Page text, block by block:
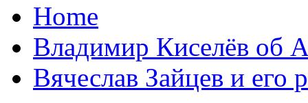
Home
Владимир Киселёв об
Вячеслав Зайцев и его